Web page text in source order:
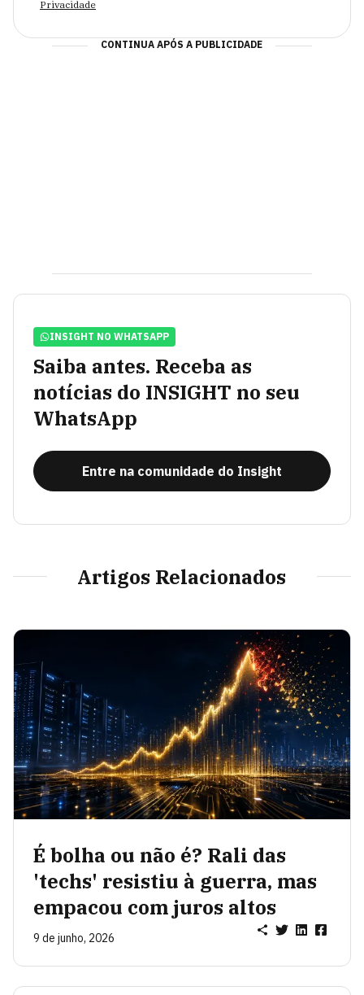
Privacidade
CONTINUA APÓS A PUBLICIDADE
INSIGHT NO WHATSAPP
Saiba antes. Receba as
notícias do INSIGHT no seu
WhatsApp
Entre na comunidade do Insight
Artigos Relacionados
É bolha ou não é? Rali das
'techs' resistiu à guerra, mas
empacou com juros altos
9 de junho, 2026